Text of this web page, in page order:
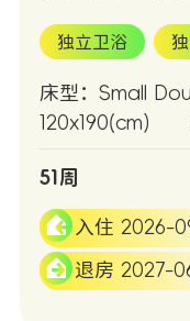
独立卫浴
床型：Small
120x190(cm)
51周
入住 2026-
退房 2027-